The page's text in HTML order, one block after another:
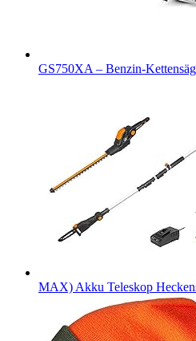
GS750XA – Benzin-
MAX) Akku Teleskop